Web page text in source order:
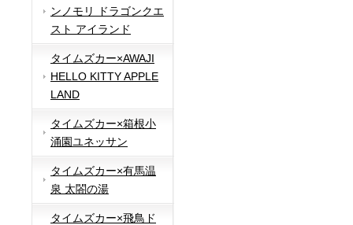
ンノモリ ドラゴンクエ
スト アイランド
タイムズカー×AWAJI
HELLO KITTY APPLE
LAND
タイムズカー×箱根小
涌園ユネッサン
タイムズカー×有馬温
泉 太閤の湯
タイムズカー×飛鳥ド